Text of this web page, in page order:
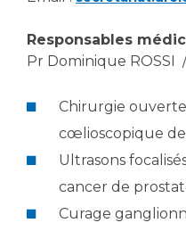
Salon des familles
Transports sanitaires
Vos droits, vos devoirs
Handicap
Pôle Médecine
Accueil sourds et
Les structures de
Écoles et
Plateforme des
Professionnels de
Responsables
Pr Dominique ROSSI
Chirurgie
cœlioscopique
Ultrasons
cancer de
Curage